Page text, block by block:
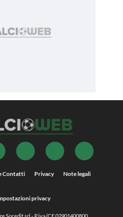
Contatti Privacy Note legali
privacy